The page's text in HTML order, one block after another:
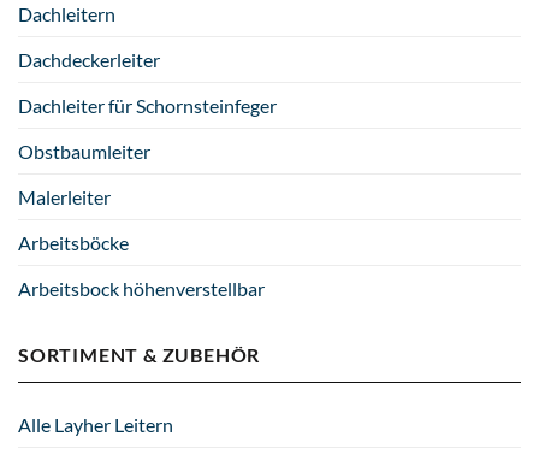
Dachleitern
Dachdeckerleiter
Dachleiter für Schornsteinfeger
Obstbaumleiter
Malerleiter
Arbeitsböcke
Arbeitsbock höhenverstellbar
SORTIMENT & ZUBEHÖR
Alle Layher Leitern